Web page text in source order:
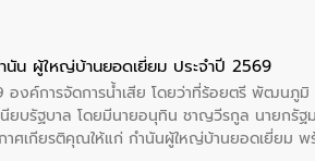
น ผู้ใหญ่บ้านยอดเยี่ยม ประจำปี 2569
งค์การจัดการน้ำเสีย โดยว่าที่ร้อยตรี พัฒนภู
บรัฐบาล โดยมีนายอนุทิน ชาญวีรกูล นายกรัฐม
าศเกียรติคุณให้แก่ กำนันผู้ใหญ่บ้านยอดเยี่ยม พ